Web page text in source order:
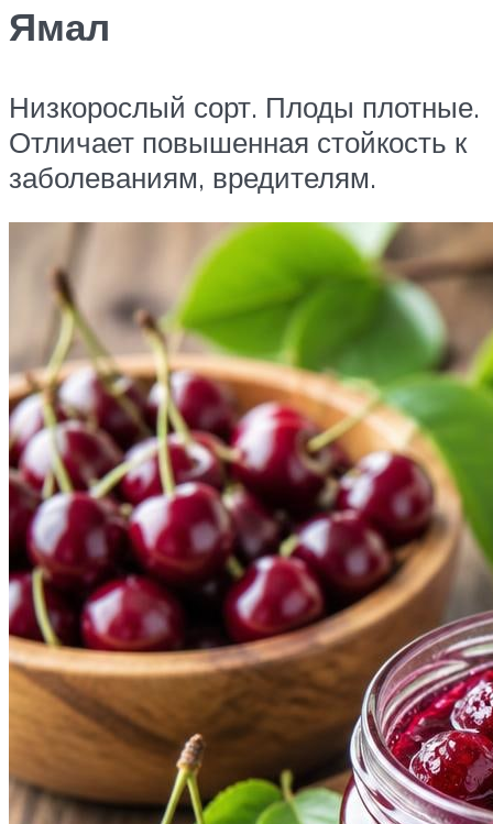
Ямал
Низкорослый сорт. Плоды плотные.
Отличает повышенная стойкость к
заболеваниям, вредителям.